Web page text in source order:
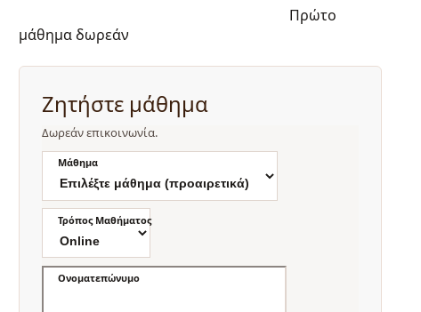
Πρώτο
μάθημα δωρεάν
Ζητήστε μάθημα
Δωρεάν επικοινωνία.
Μάθημα
Τρόπος Μαθήματος
Ονοματεπώνυμο